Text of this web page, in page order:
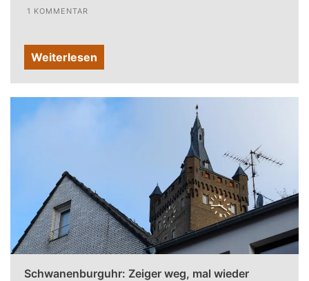
1 KOMMENTAR
Weiterlesen
Schwanenburguhr: Zeiger weg, mal wieder